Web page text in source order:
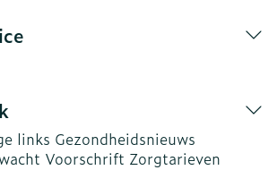
links Gezondheidsnieuws
Voorschrift Zorgtarieven